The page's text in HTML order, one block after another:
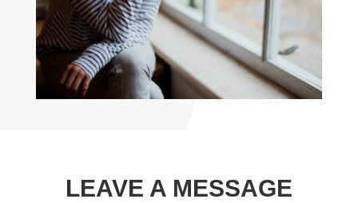
LEAVE A MESSAGE